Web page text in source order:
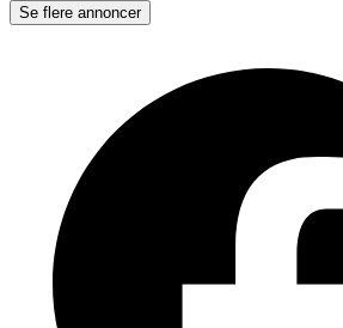
Se flere annoncer